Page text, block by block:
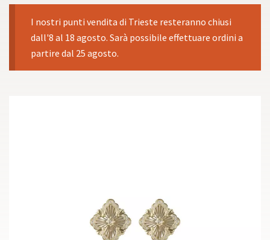
I nostri punti vendita di Trieste resteranno chiusi
dall'8 al 18 agosto. Sarà possibile effettuare ordini a
partire dal 25 agosto.